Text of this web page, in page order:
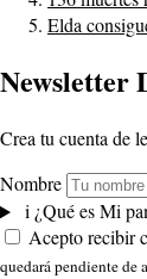
Elda
Newsletter
Crea tu cuenta de
Nombre
i¿Qué es Mi
Acepto recibir
quedará pendiente